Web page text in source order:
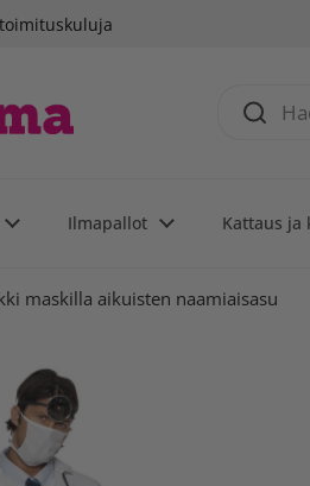
Ilmapallot Kattaus ja
maskilla aikuisten naamiaisasu